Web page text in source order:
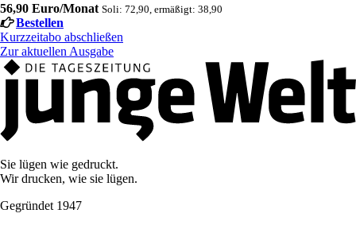
56,90 Euro/Monat Soli: 72,90, ermäßigt: 38,90
Bestellen
Kurzzeitabo abschließen
Zur aktuellen Ausgabe
Sie lügen wie gedruckt.
Wir drucken, wie sie lügen.
Gegründet 1947